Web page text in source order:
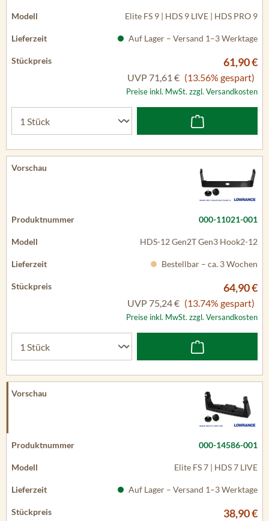
Elite FS 9 | HDS 9 LIVE | HDS PRO 9
Auf Lager – Versand 1–3 Werktage
61,90 €
UVP 71,61 € (13.56% gespart)
Preise inkl. MwSt. zzgl. Versandkosten
000-11021-001
HDS-12 Gen2T Gen3 Hook2-12
Bestellbar – ca. 3 Wochen
64,90 €
UVP 75,24 € (13.74% gespart)
Preise inkl. MwSt. zzgl. Versandkosten
000-14586-001
Elite FS 7 | HDS 7 LIVE
Auf Lager – Versand 1–3 Werktage
38,90 €